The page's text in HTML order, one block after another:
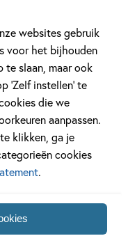
websites gebruik
voor het bijhouden
te slaan, maar ook
‘Zelf instellen’ te
die we
aanpassen.
klikken, ga je
cookies
.